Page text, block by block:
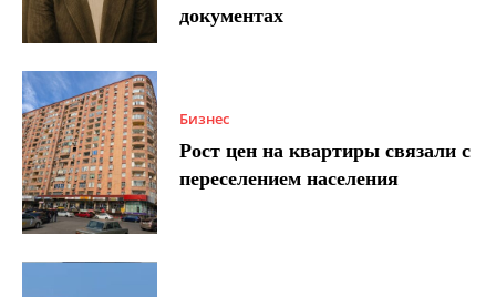
документах
Бизнес
Рост цен на квартиры связали с
переселением населения